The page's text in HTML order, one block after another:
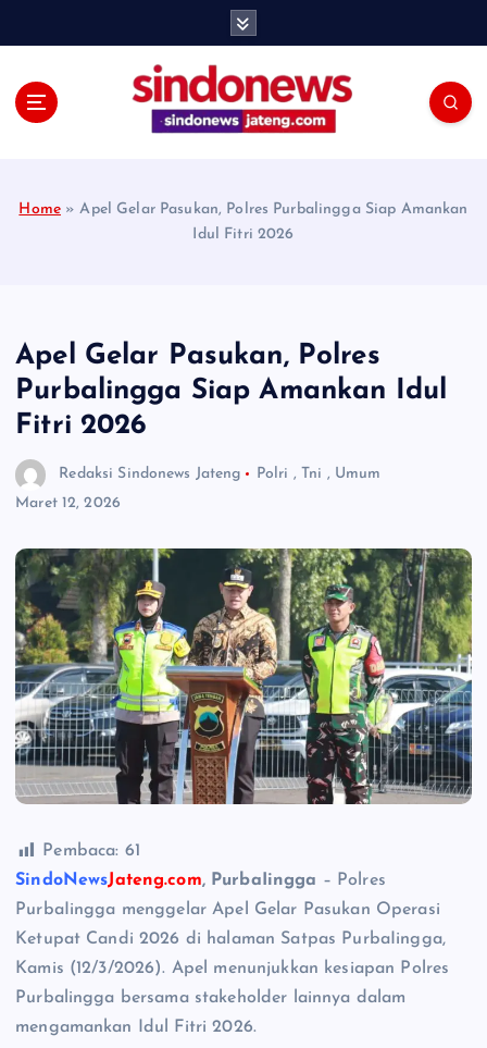
Home»Apel Gelar Pasukan, Polres Purbalingga Siap Amankan
Idul Fitri 2026
Apel Gelar Pasukan, Polres
Purbalingga Siap Amankan Idul
Fitri 2026
Redaksi Sindonews Jateng Polri , Tni , Umum
Maret 12, 2026
Pembaca: 61
SindoNewsJateng.com, PurbaIingga – Polres
PurbaIingga menggelar Apel Gelar Pasukan Operasi
Ketupat Candi 2026 di halaman Satpas PurbaIingga,
Kamis (12/3/2026). Apel menunjukkan kesiapan Polres
Purbalingga bersama stakeholder lainnya dalam
mengamankan Idul Fitri 2026.